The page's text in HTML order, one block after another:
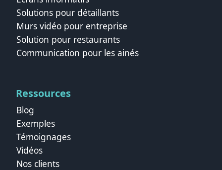
Solutions pour détaillants
Murs vidéo pour entreprise
Solution pour restaurants
Communication pour les ainés
Ressources
Blog
Exemples
Témoignages
Vidéos
Nos clients